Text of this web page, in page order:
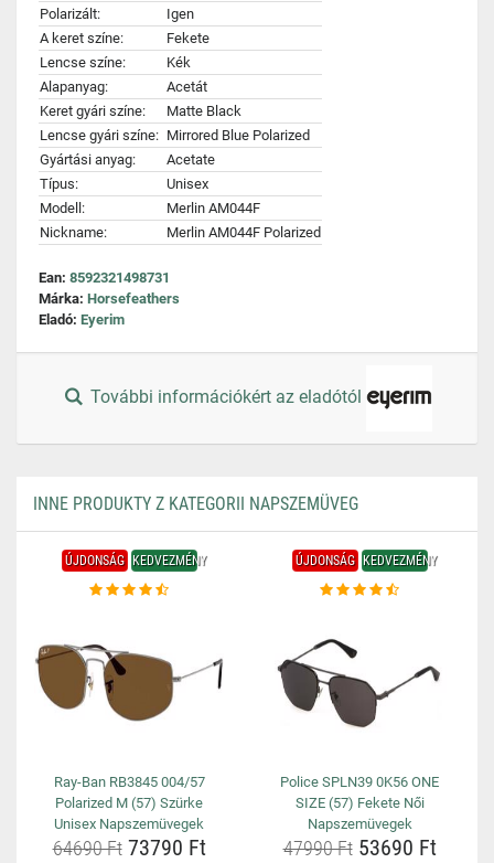
Polarizált:
Igen
A keret színe:
Fekete
Lencse színe:
Kék
Alapanyag:
Acetát
Keret gyári színe:
Matte Black
Lencse gyári színe: Mirrored Blue Polarized
Gyártási anyag:
Acetate
Típus:
Unisex
Modell:
Merlin AM044F
Nickname:
Merlin AM044F Polarized
Ean: 8592321498731
Márka: Horsefeathers
Eladó: Eyerim
További információkért az eladótól
INNE PRODUKTY Z KATEGORII NAPSZEMÜVEG
ÚJDONSÁG KEDVEZMÉNY
Ray-Ban RB3845 004/57
Polarized M (57) Szürke
Unisex Napszemüvegek
64690 Ft73790 Ft
ÚJDONSÁG KEDVEZMÉNY
Police SPLN39 0K56 ONE
SIZE (57) Fekete Női
Napszemüvegek
47990 Ft53690 Ft